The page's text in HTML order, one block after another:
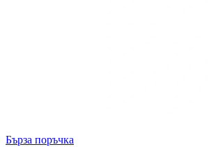
Бърза поръчка